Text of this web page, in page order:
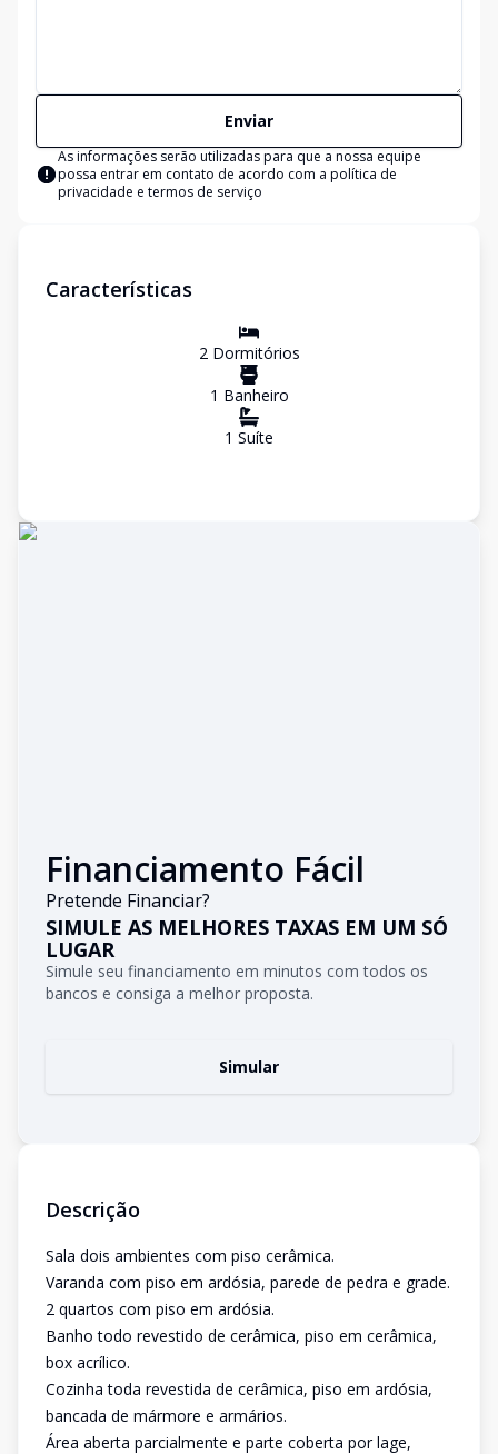
Enviar
As informações serão utilizadas para que a nossa equipe
possa entrar em contato de acordo com a política de
privacidade e termos de serviço
Características
2Dormitórios
1 Banheiro
1 Suíte
Financiamento Fácil
Pretende Financiar?
SIMULE AS MELHORES TAXAS EM UM SÓ
LUGAR
Simule seu financiamento em minutos com todos os
bancos e consiga a melhor proposta.
Simular
Descrição
Sala dois ambientes com piso cerâmica.
Varanda com piso em ardósia, parede de pedra e grade.
2 quartos com piso em ardósia.
Banho todo revestido de cerâmica, piso em cerâmica,
box acrílico.
Cozinha toda revestida de cerâmica, piso em ardósia,
bancada de mármore e armários.
Área aberta parcialmente e parte coberta por lage,